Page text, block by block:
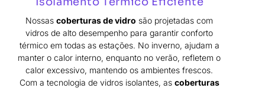
Nossascoberturas de vidro são projetadas com
vidros de alto desempenho para garantir conforto
térmico em todas as estações. No inverno, ajudam a
manter o calor interno, enquanto no verão, refletem o
calor excessivo, mantendo os ambientes frescos.
Com a tecnologia de vidros isolantes, as coberturas